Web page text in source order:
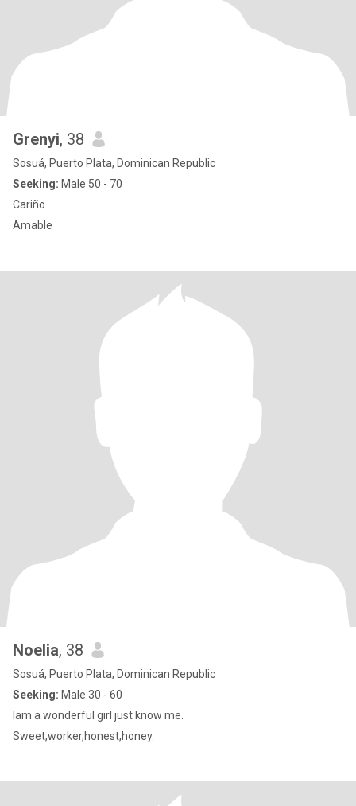
Grenyi, 38
Sosuá, Puerto Plata, Dominican Republic
Seeking: Male 50 - 70
Cariño
Amable
Noelia, 38
Sosuá, Puerto Plata, Dominican Republic
Seeking: Male 30 - 60
Iam a wonderful girl just know me.
Sweet,worker,honest,honey.